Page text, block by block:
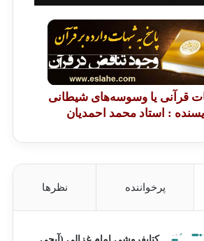
قرآنی یا وسوسه‌های شیطانی
: استاد محمد احمدیان
پرخواننده نظرها